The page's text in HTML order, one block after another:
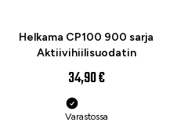
Helkama CP100 900 sarja
Aktiivihiilisuodatin
34,90 €
Varastossa